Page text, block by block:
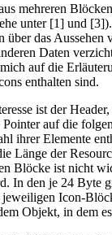
mehreren
unter [1] und
über das Aussehen
Daten
auf die
enthalten sind.
ist der
auf die
ihrer Elemente
Länge der
Blöcke ist nicht
In den je 24 Byte
Icon-
Objekt, in dem